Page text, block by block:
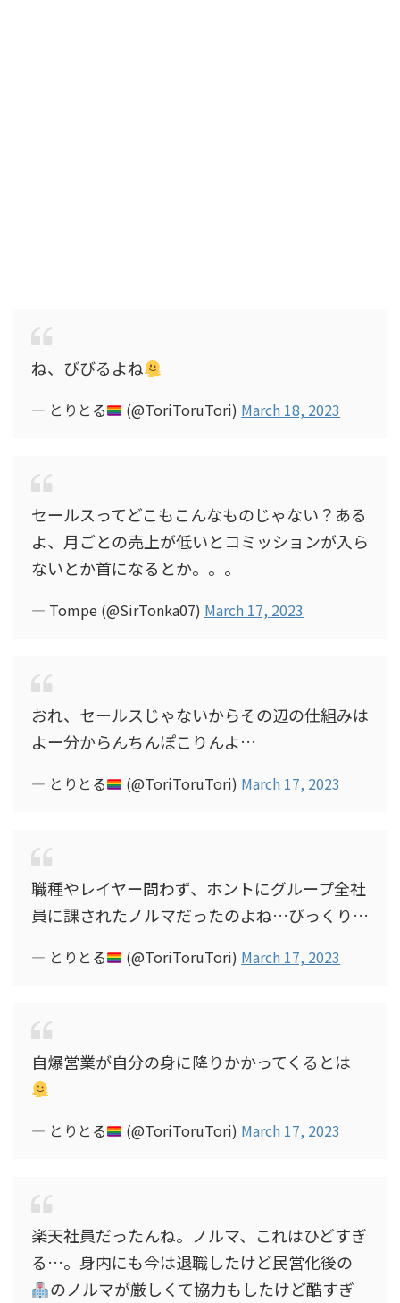
ね、びびるよね
— とりとる (@ToriToruTori) March 18, 2023
セールスってどこもこんなものじゃない？ある
よ、月ごとの売上が低いとコミッションが入ら
ないとか首になるとか。。。
— Tompe (@SirTonka07) March 17, 2023
おれ、セールスじゃないからその辺の仕組みは
よー分からんちんぽこりんよ…
— とりとる (@ToriToruTori) March 17, 2023
職種やレイヤー問わず、ホントにグループ全社
員に課されたノルマだったのよね…びっくり…
— とりとる (@ToriToruTori) March 17, 2023
自爆営業が自分の身に降りかかってくるとは
— とりとる (@ToriToruTori) March 17, 2023
楽天社員だったんね。ノルマ、これはひどすぎ
る…。身内にも今は退職したけど民営化後の
のノルマが厳しくて協力もしたけど酷すぎ